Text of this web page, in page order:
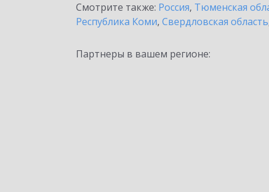
Смотрите также: Россия, Тюменская
Республика Коми, Свердловская область
Партнеры в вашем регионе: